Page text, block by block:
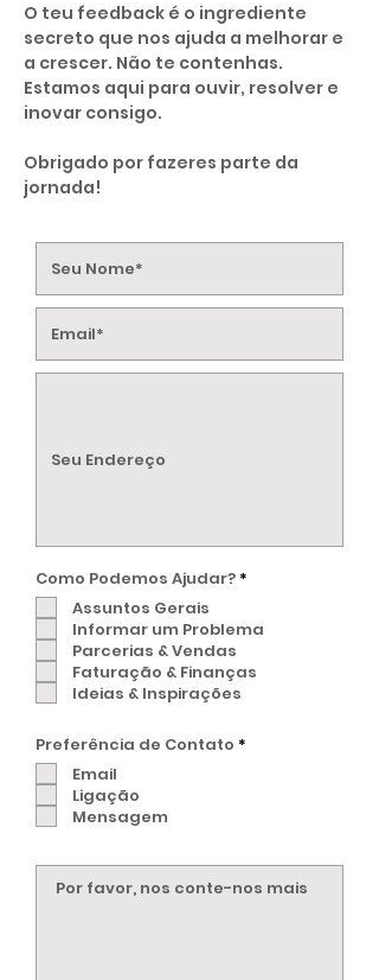
​O teu feedback é o ingrediente
secreto que nos ajuda a melhorar e
a crescer. Não te contenhas.
Estamos aqui para ouvir, resolver e
inovar consigo.
Obrigado por fazeres parte da
jornada!
Como Podemos Ajudar? *
i
g
t
ó
Assuntos Gerais
Informar um Problema
Parcerias & Vendas
Faturação & Finanças
Ideias & Inspirações
Preferência de Contato *
r
i
o
Email
Ligação
Mensagem